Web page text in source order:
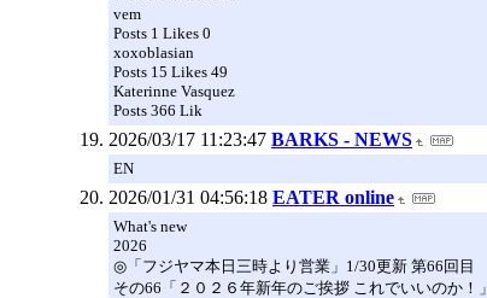
vem
Posts 1 Likes 0
xoxoblasian
Posts 15 Likes 49
Katerinne Vasquez
Posts 366 Lik
2026/03/17 11:23:47 BARKS - NEWS
EN
2026/01/31 04:56:18 EATER online
What's new
2026
◎「フジヤマ本日三時より営業」1/30更新 第66回目
その66「２０２６年新年のご挨拶 これでいいのか！」